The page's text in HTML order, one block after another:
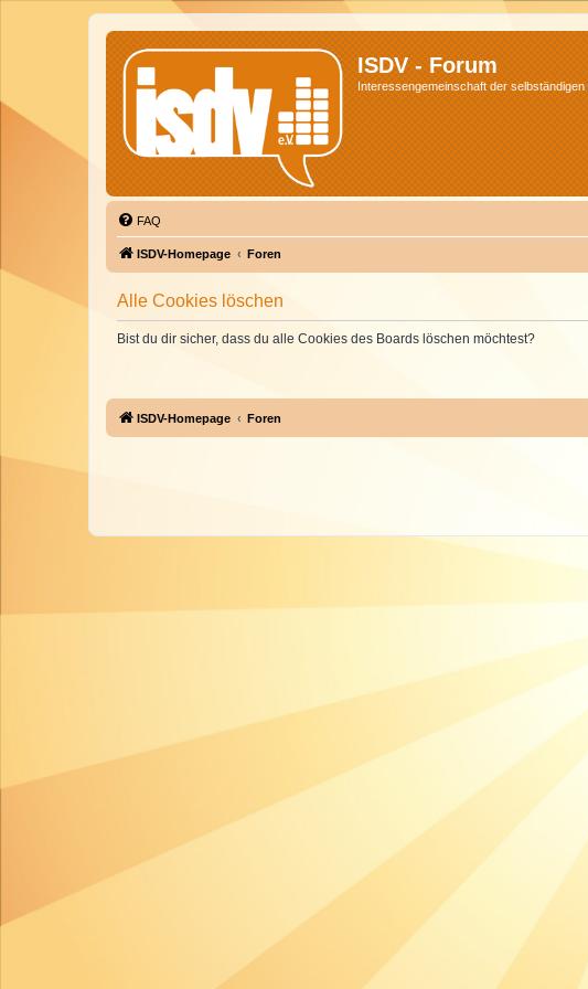
ISDV - Forum
Interessengemeinschaft der
FAQ
ISDV-Homepage Foren
Alle Cookies löschen
Bist du dir sicher, dass du alle Cookies des Boards löschen möchtest?
ISDV-Homepage Foren